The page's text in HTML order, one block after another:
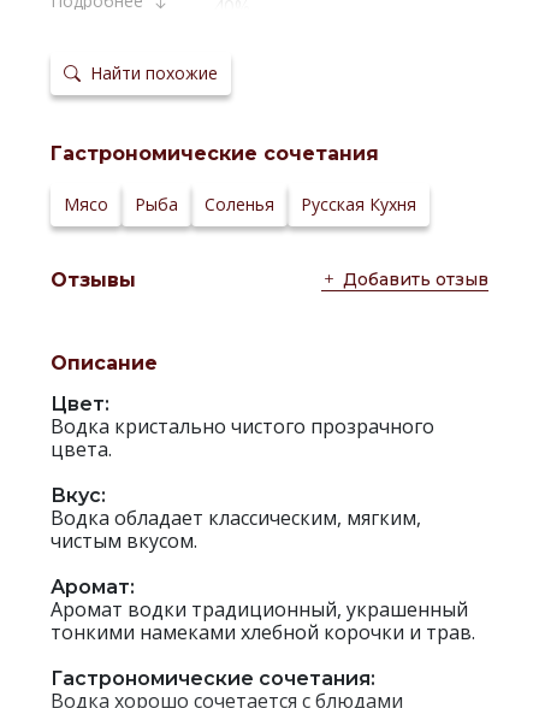
Крепость:
Сырье:
Пшеница
сервировки:
Сайт
Найти похожие
Гастрономические сочетания
Мясо Рыба Соленья Русская Кухня
Отзывы Добавить отзыв
Описание
Цвет:
Водка кристально чистого прозрачного
цвета.
Вкус:
Водка обладает классическим, мягким,
чистым вкусом.
Аромат:
Аромат водки традиционный, украшенный
тонкими намеками хлебной корочки и трав.
Гастрономические сочетания:
Водка хорошо сочетается с блюдами